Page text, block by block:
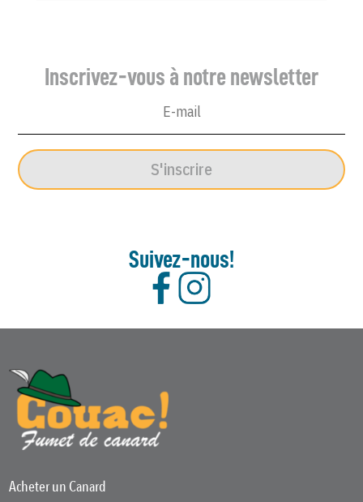
26Inscrivez-vous à notre newsletter
S'inscrire
Suivez-nous!
Acheter un Canard